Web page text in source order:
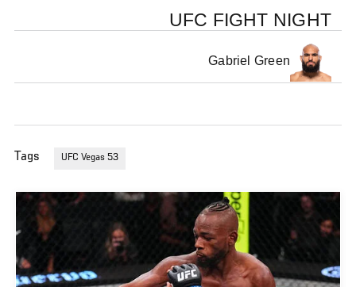
UFC FIGHT NIGHT
Gabriel Green
Tags UFC Vegas 53